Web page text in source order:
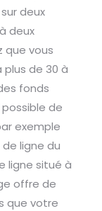
deux
deux
que vous
de 30 à
fonds
de
exemple
ligne du
ligne situé à
offre de
que votre